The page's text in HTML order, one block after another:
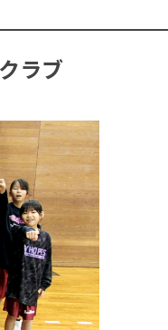
ラブ